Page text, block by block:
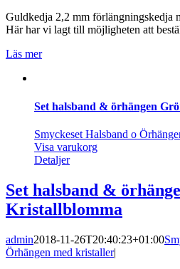
Guldkedja 2,2 mm förlängningskedja
Här har vi lagt till möjligheten att
Läs mer
Set halsband & örhängen
Smyckeset Halsband o
Visa varukorg
Detaljer
Set halsband &
Kristallblomma
admin2018-11-26T20:40:23+01:00
Örhängen med kristaller|